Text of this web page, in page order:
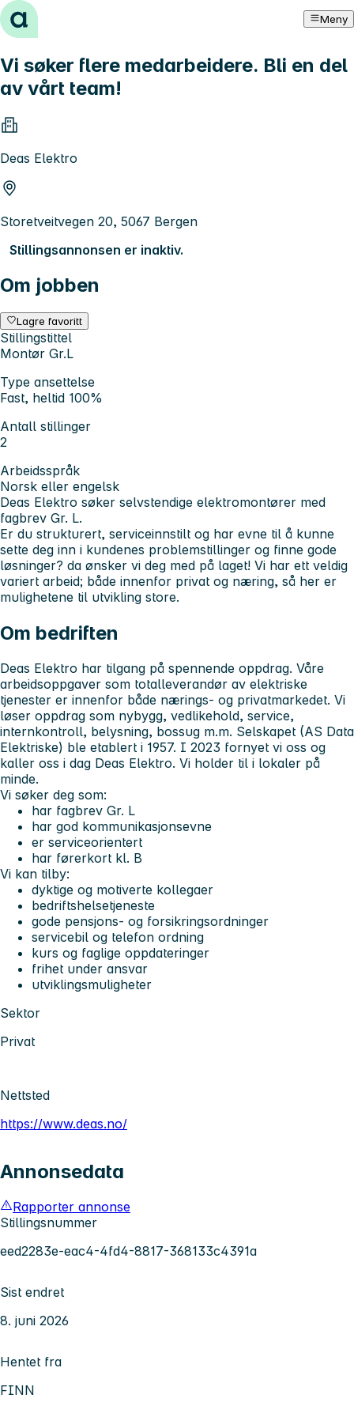
Hopp til innhold Meny
Vi søker flere medarbeidere. Bli en del
av vårt team!
Deas Elektro
Storetveitvegen 20, 5067 Bergen
Stillingsannonsen er inaktiv.
Om jobben
Lagre favoritt
Stillingstittel
Montør Gr.L
Type ansettelse
Fast, heltid 100%
Antall stillinger
2
Arbeidsspråk
Norsk eller engelsk
Deas Elektro søker selvstendige elektromontører med
fagbrev Gr. L.
Er du strukturert, serviceinnstilt og har evne til å kunne
sette deg inn i kundenes problemstillinger og finne gode
løsninger? da ønsker vi deg med på laget! Vi har ett veldig
variert arbeid; både innenfor privat og næring, så her er
mulighetene til utvikling store.
Om bedriften
Deas Elektro har tilgang på spennende oppdrag. Våre
arbeidsoppgaver som totalleverandør av elektriske
tjenester er innenfor både nærings- og privatmarkedet. Vi
løser oppdrag som nybygg, vedlikehold, service,
internkontroll, belysning, bossug m.m. Selskapet (AS Data
Elektriske) ble etablert i 1957. I 2023 fornyet vi oss og
kaller oss i dag Deas Elektro. Vi holder til i lokaler på
minde.
Vi søker deg som:
har fagbrev Gr. L
har god kommunikasjonsevne
er serviceorientert
har førerkort kl. B
Vi kan tilby:
dyktige og motiverte kollegaer
bedriftshelsetjeneste
gode pensjons- og forsikringsordninger
servicebil og telefon ordning
kurs og faglige oppdateringer
frihet under ansvar
utviklingsmuligheter
Sektor
Privat
Nettsted
https://www.deas.no/
Annonsedata
Rapporter annonse
Stillingsnummer
eed2283e-eac4-4fd4-8817-368133c4391a
Sist endret
8. juni 2026
Hentet fra
FINN